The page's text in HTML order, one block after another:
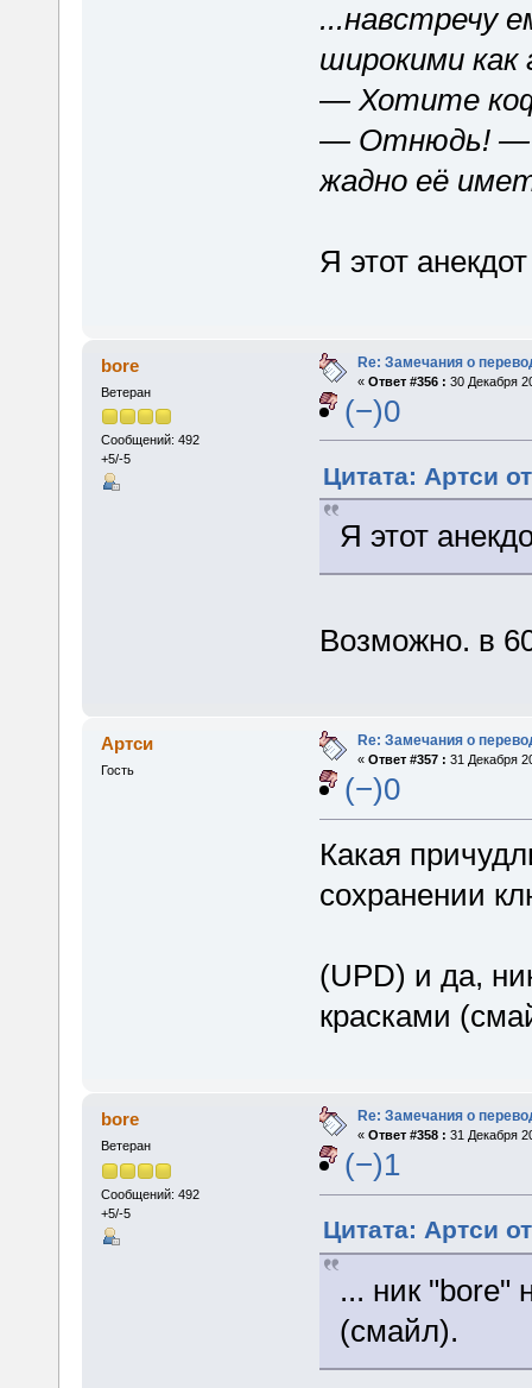
...навстречу
широкими как
— Хотите
— Отнюдь! —
жадно её
Я этот
bore
Ветеран
Сообщений: 492
+5/-5
Re: Замечания о
« Ответ #356 : 30 Декабря
(−)0
Цитата: Артси
Я этот
Возможно. в
Артси
Гость
Re: Замечания о
« Ответ #357 : 31 Декабря
(−)0
Какая
сохранении
(UPD) и да,
красками
bore
Ветеран
Сообщений: 492
+5/-5
Re: Замечания о
« Ответ #358 : 31 Декабря
(−)1
Цитата: Артси
... ник "bore"
(смайл).